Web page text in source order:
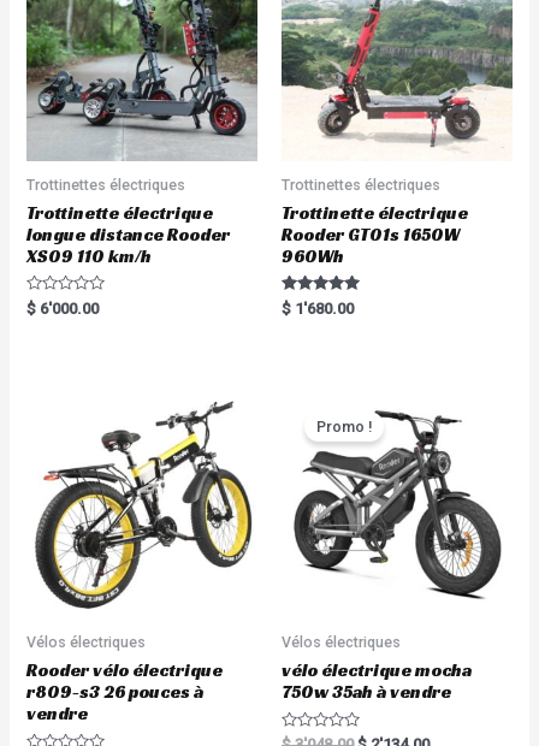
Trottinettes électriques
Trottinette électrique
longue distance Rooder
XS09 110 km/h
R
a
$ 6'000.00
Trottinettes électriques
Trottinette électrique
Rooder GT01s 1650W
960Wh
Rated
5.00
$ 1'680.00
Vélos électriques
Rooder vélo électrique
r809-s3 26 pouces à
vendre
Promo !
Vélos électriques
vélo électrique mocha
750w 35ah à vendre
R